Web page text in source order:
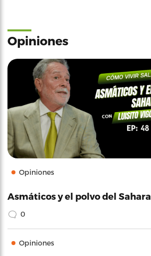
Opiniones
Opiniones
Asmáticos y el polvo del Sahara
0
Opiniones